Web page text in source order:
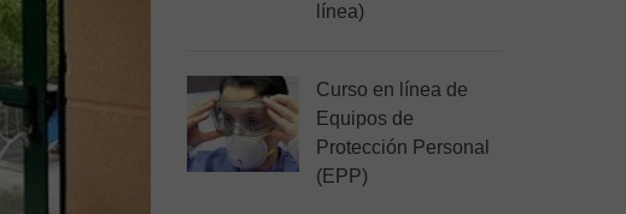
línea)
Curso en línea de
Equipos de
Protección Personal
(EPP)